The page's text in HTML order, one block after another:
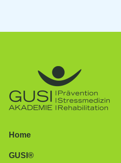
Home
GUSI®